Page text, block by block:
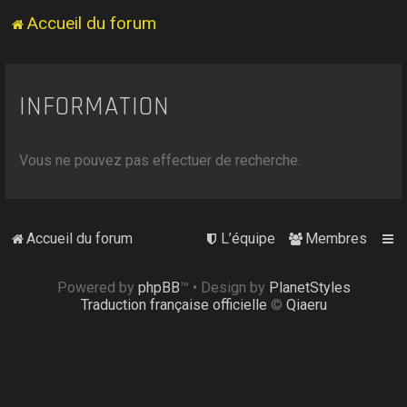
Accueil du forum
INFORMATION
Vous ne pouvez pas effectuer de recherche.
Accueil du forum Membres
L’équipe
Powered by phpBB™ • Design by PlanetStyles
Traduction française officielle © Qiaeru